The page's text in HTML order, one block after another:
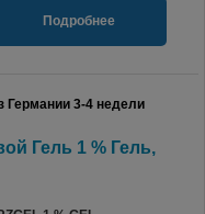
Подробнее
Германии 3-4 недели
Гель 1 % Гель,